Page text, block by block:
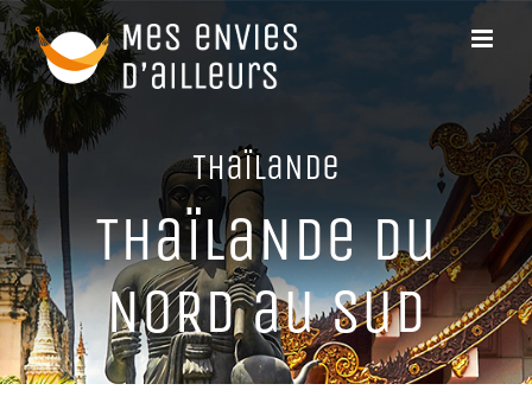
Passer
au
contenu
THaïLaNDe
THaïLaNDe Du
NoRD au SuD